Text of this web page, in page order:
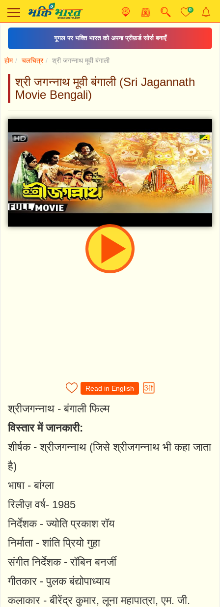
0
गूगल पर भक्ति भारत को अपना प्रीफ़र्ड सोर्स बनाएँ
होम चलचित्र श्री जगन्नाथ मूवी बंगाली
श्री जगन्नाथ मूवी बंगाली (Sri Jagannath
Movie Bengali)
Read in English
श्रीजगन्नाथ - बंगाली फिल्म
विस्तार में जानकारी:
शीर्षक - श्रीजगन्नाथ (जिसे श्रीजगन्नाथ भी कहा जाता
है)
भाषा - बांग्ला
रिलीज़ वर्ष- 1985
निर्देशक - ज्योति प्रकाश रॉय
निर्माता - शांति प्रियो गुहा
संगीत निर्देशक - रॉबिन बनर्जी
गीतकार - पुलक बंद्योपाध्याय
कलाकार - बीरेंद्र कुमार, लूना महापात्रा, एम. जी.